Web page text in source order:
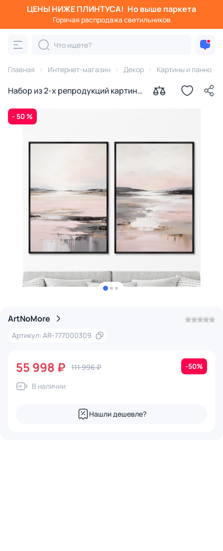
ЦЕНЫ НИЖЕ ПЛИНТУСА! Но выше паркета
Горячая распродажа светильников
Главная Интернет-магазин Декор Картины и панно
Набор из 2-х репродукций картин
долине, 2024г.
- 50 %
ArtNoMore
Артикул: AR-777000309
55 998 ₽ 111 996 ₽ -50%
В наличии
Нашли дешевле?